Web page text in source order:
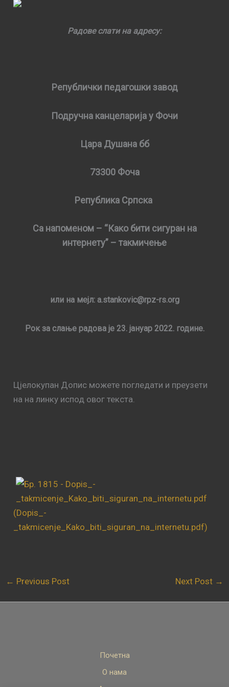
Радове слати на адресу:
Републички педагошки завод
Подручна канцеларија у Фочи
Цара Душана бб
73300 Фоча
Република Српска
Са напоменом – “Како бити сигуран на
интернету” – такмичење
или на мејл: a.stankovic@rpz-rs.org
Рок за слање радова је 23. јануар 2022. године.
Цјелокупан Допис можете погледати и преузети
на на линку испод овог текста.
(Dopis_-
_takmicenje_Kako_biti_siguran_na_internetu.pdf)
← Previous Post Next Post →
Почетна
О нама